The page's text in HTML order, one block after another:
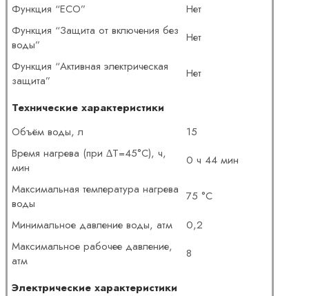
Функция “ECO”
Нет
Функция “Защита от включения без
воды”
Нет
Функция “Активная электрическая
защита”
Нет
Технические характеристики
Объём воды, л
15
Время нагрева (при ∆Т=45°C), ч,
мин
0 ч 44 мин
Максимальная температура нагрева
воды
75 °С
Минимальное давление воды, атм
0,2
Максимальное рабочее давление,
атм
8
Электрические характеристики